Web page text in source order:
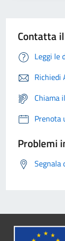
Contatta
Leggi le
Richiedi
Chiama
Prenota
Problemi
Segnala